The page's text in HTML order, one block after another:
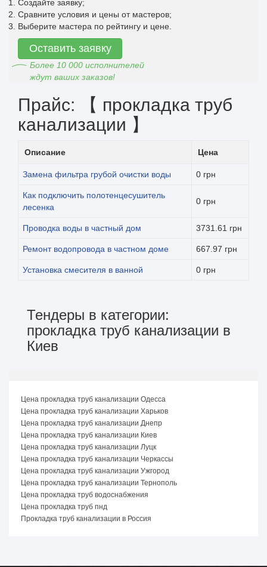
Создайте заявку;
Сравните условия и цены от мастеров;
Выберите мастера по рейтингу и цене.
Оставить заявку
Более 10 000 исполнителей
ждут ваших заказов!
Прайс: 【 прокладка труб
канализации 】
Описание Цена
Замена фильтра грубой очистки воды 0 грн
Как подключить полотенцесушитель
лесенка
0 грн
Проводка воды в частный дом 3731.61 грн
Ремонт водопровода в частном доме 667.97 грн
Установка смесителя в ванной 0 грн
Тендеры в категории:
прокладка труб канализации в
Киев
Цена прокладка труб канализации Одесса
Цена прокладка труб канализации Харьков
Цена прокладка труб канализации Днепр
Цена прокладка труб канализации Киев
Цена прокладка труб канализации Луцк
Цена прокладка труб канализации Черкассы
Цена прокладка труб канализации Ужгород
Цена прокладка труб канализации Тернополь
Цена прокладка труб водоснабжения
Цена прокладка труб пнд
Прокладка труб канализации в Россия